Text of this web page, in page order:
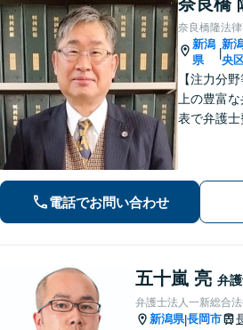
奈良橋隆法
新潟
県
|
新
央
【注力分
上の豊富
表で弁護士
電話でお問い合わせ
五十嵐 亮 弁
弁護士法人一新総合
新潟県|長岡市